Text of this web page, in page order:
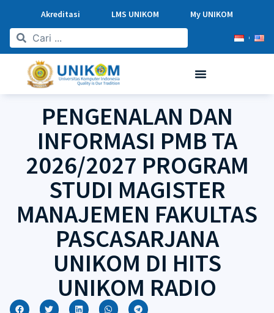
Akreditasi LMS UNIKOM My UNIKOM
PENGENALAN DAN
INFORMASI PMB TA
2026/2027 PROGRAM
STUDI MAGISTER
MANAJEMEN FAKULTAS
PASCASARJANA
UNIKOM DI HITS
UNIKOM RADIO